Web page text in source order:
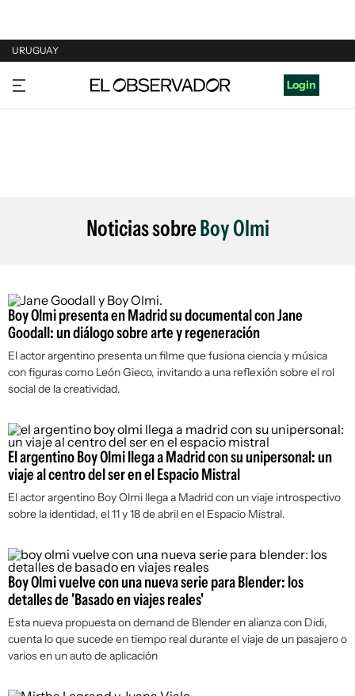
URUGUAY
URUGUAY
ARGENTINA
Login
Noticias sobreBoy Olmi
Boy Olmi presenta en Madrid su documental con Jane
Goodall: un diálogo sobre arte y regeneración
El actor argentino presenta un filme que fusiona ciencia y música
con figuras como León Gieco, invitando a una reflexión sobre el rol
social de la creatividad.
El argentino Boy Olmi llega a Madrid con su unipersonal: un
viaje al centro del ser en el Espacio Mistral
El actor argentino Boy Olmi llega a Madrid con un viaje introspectivo
sobre la identidad, el 11 y 18 de abril en el Espacio Mistral.
Boy Olmi vuelve con una nueva serie para Blender: los
detalles de 'Basado en viajes reales'
Esta nueva propuesta on demand de Blender en alianza con Didi,
cuenta lo que sucede en tiempo real durante el viaje de un pasajero o
varios en un auto de aplicación